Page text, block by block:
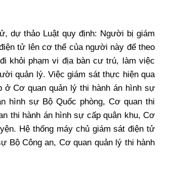
dự thảo Luật quy định: Người bị giám
tử lên cơ thể của người này để theo
khỏi phạm vi địa bàn cư trú, làm việc
quản lý. Việc giám sát thực hiện qua
Cơ quan quản lý thi hành án hình sự
hình sự Bộ Quốc phòng, Cơ quan thi
thi hành án hình sự cấp quân khu, Cơ
Hệ thống máy chủ giám sát điện tử
Bộ Công an, Cơ quan quản lý thi hành